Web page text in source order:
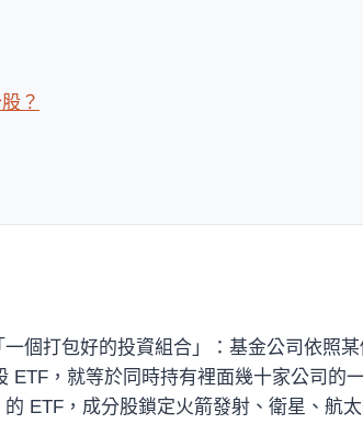
？
個打包好的投資組合」：基金公司依照
ETF，就等於同時持有裡面幾十家公司的
ETF，成分股鎖定火箭發射、衛星、航